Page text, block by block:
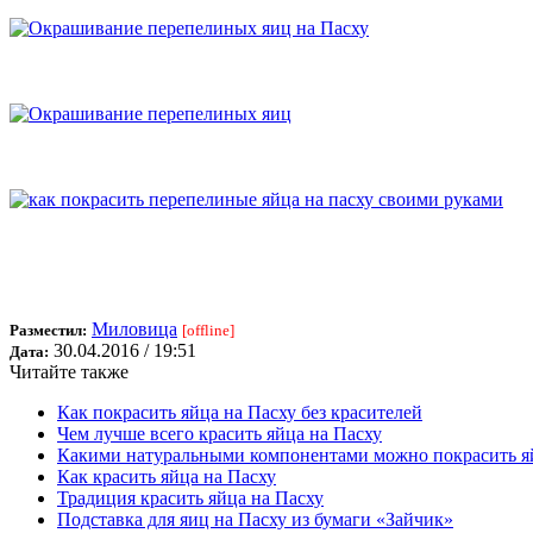
Разместил: Миловица [offline]
Дата: 30.04.2016 / 19:51
Читайте также
Как покрасить яйца на Пасху без красителей
Чем лучше всего красить яйца на Пасху
Какими натуральными компонентами можно покрасить
Как красить яйца на Пасху
Традиция красить яйца на Пасху
Подставка для яиц на Пасху из бумаги «Зайчик»